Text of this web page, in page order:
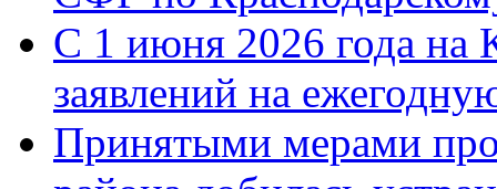
С 1 июня 2026 года на
заявлений на
Принятыми мерами